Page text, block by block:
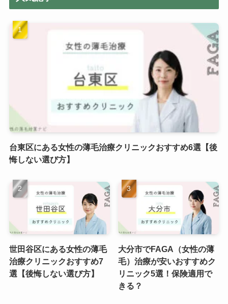
台東区にある女性の薄毛治療クリニックおすすめ6選【後
悔しない選び方】
世田谷区にある女性の薄毛
治療クリニックおすすめ7
選【後悔しない選び方】
大分市でFAGA（女性の薄
毛）治療が安いおすすめク
リニック5選！保険適用で
きる？